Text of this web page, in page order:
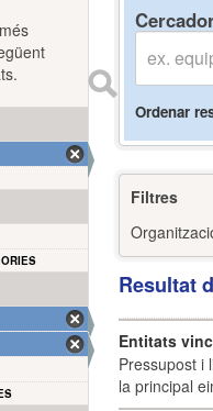
Ordenar
Filtres
Resultat
Entitats
Pressupost i
la principal